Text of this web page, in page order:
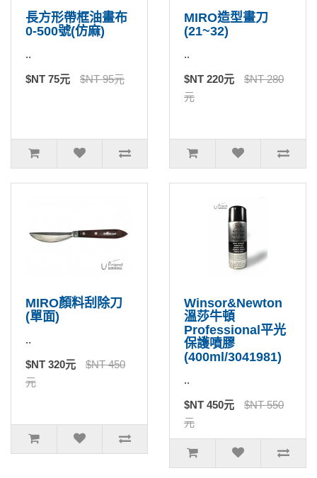
長方形帶框油畫布
0-500號(仿麻)
..
$NT 75元 $NT 95元
MIRO造型畫刀
(21~32)
..
$NT 220元
$NT 280
元
MIRO顏料刮除刀
(單面)
..
$NT 320元
$NT 450
元
Winsor&Newton
溫莎牛頓
Professional平光
保護噴膠
(400ml/3041981)
..
$NT 450元
$NT 550
元